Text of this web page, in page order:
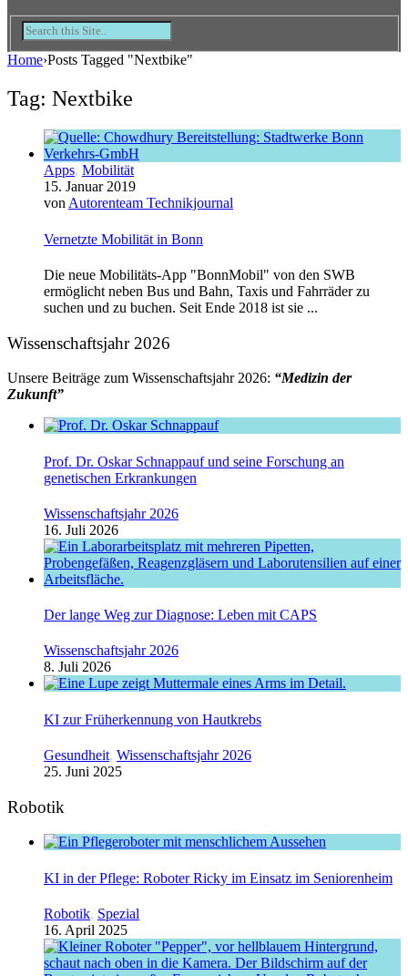
Home›Posts Tagged "Nextbike"
Tag: Nextbike
Apps, Mobilität
15. Januar 2019
von Autorenteam Technikjournal
Vernetzte Mobilität in Bonn
Die neue Mobilitäts-App "BonnMobil" von den SWB
ermöglicht neben Bus und Bahn, Taxis und Fahrräder zu
suchen und zu buchen. Seit Ende 2018 ist sie ...
Wissenschaftsjahr 2026
Unsere Beiträge zum Wissenschaftsjahr 2026: “Medizin der
Zukunft”
Prof. Dr. Oskar Schnappauf und seine Forschung an
genetischen Erkrankungen
Wissenschaftsjahr 2026
16. Juli 2026
Der lange Weg zur Diagnose: Leben mit CAPS
Wissenschaftsjahr 2026
8. Juli 2026
KI zur Früherkennung von Hautkrebs
Gesundheit, Wissenschaftsjahr 2026
25. Juni 2025
Robotik
KI in der Pflege: Roboter Ricky im Einsatz im Seniorenheim
Robotik, Spezial
16. April 2025